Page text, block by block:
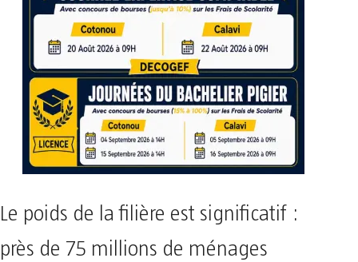
Le poids de la filière est significatif :
près de 75 millions de ménages